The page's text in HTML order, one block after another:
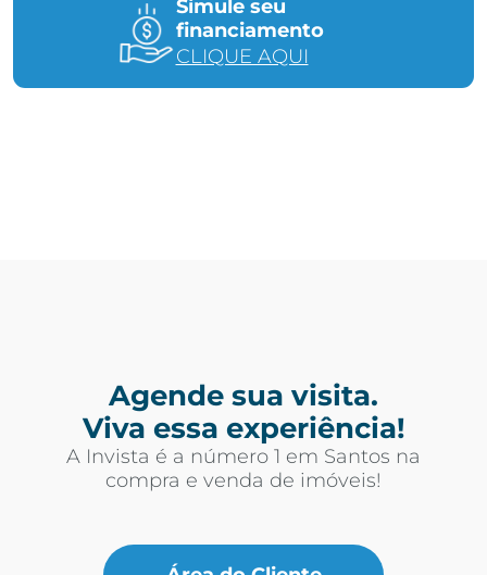
Simule seu
financiamento
CLIQUE AQUI
Agende sua visita.
Viva essa experiência!
A Invista é a número 1 em Santos na
compra e venda de imóveis!